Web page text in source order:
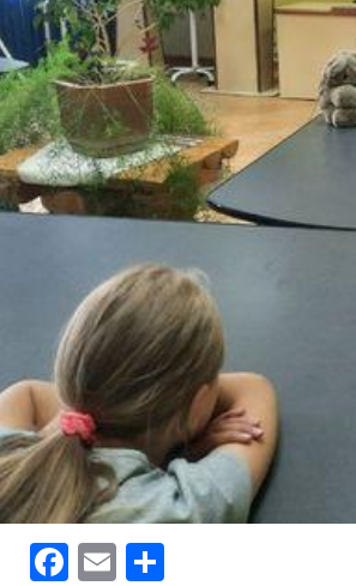
Facebook
EmailПоділитися